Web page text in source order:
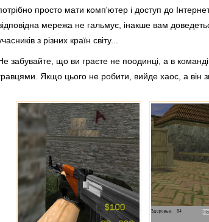
просто мати комп'ютер і доступ до
мережа не гальмує, інакше вам
з різних країн світу...
забувайте, що ви граєте не поодинці, а в
Якщо цього не робити, вийде хаос, а він